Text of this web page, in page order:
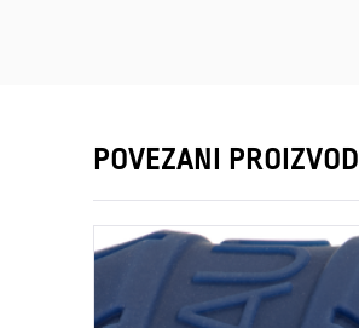
POVEZANI PROIZVODI